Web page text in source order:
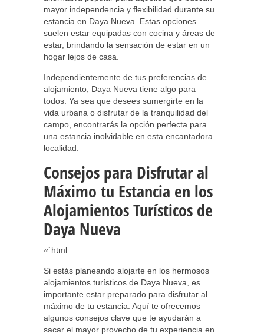
mayor independencia y flexibilidad durante su
estancia en Daya Nueva. Estas opciones
suelen estar equipadas con cocina y áreas de
estar, brindando la sensación de estar en un
hogar lejos de casa.
Independientemente de tus preferencias de
alojamiento, Daya Nueva tiene algo para
todos. Ya sea que desees sumergirte en la
vida urbana o disfrutar de la tranquilidad del
campo, encontrarás la opción perfecta para
una estancia inolvidable en esta encantadora
localidad.
Consejos para Disfrutar al
Máximo tu Estancia en los
Alojamientos Turísticos de
Daya Nueva
«`html
Si estás planeando alojarte en los hermosos
alojamientos turísticos de Daya Nueva, es
importante estar preparado para disfrutar al
máximo de tu estancia. Aquí te ofrecemos
algunos consejos clave que te ayudarán a
sacar el mayor provecho de tu experiencia en